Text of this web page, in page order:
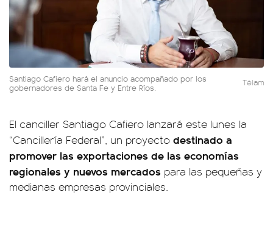
Santiago Cafiero hará el anuncio acompañado por los
gobernadores de Santa Fe y Entre Ríos. Télam
El canciller Santiago Cafiero lanzará este lunes la
“Cancillería Federal”, un proyecto destinado a
promover las exportaciones de las economías
regionales y nuevos mercados para las pequeñas y
medianas empresas provinciales.